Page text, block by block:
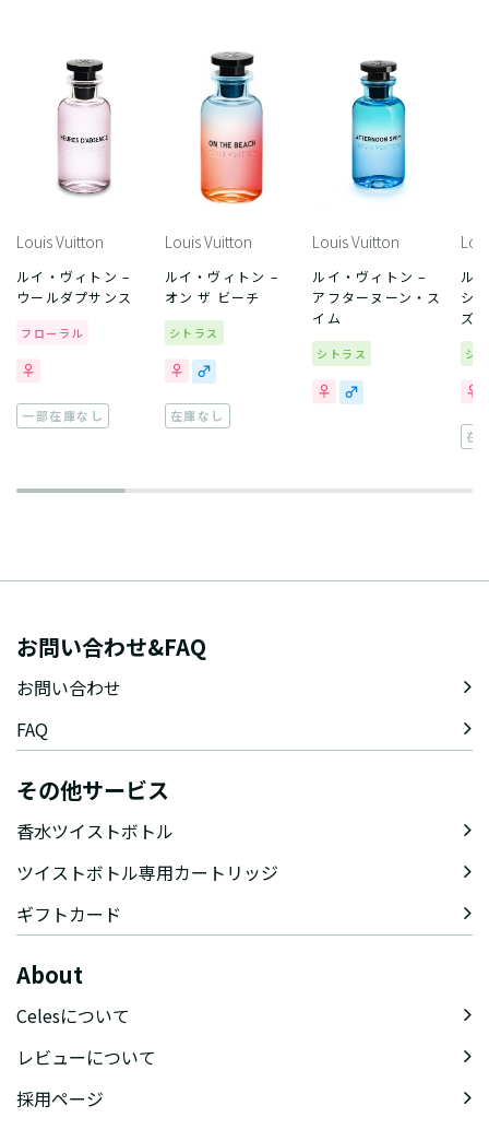
Louis Vuitton
ルイ・ヴィトン –
ウールダプサンス
フローラル
一部在庫なし
Louis Vuitton
ルイ・ヴィトン –
オン ザ ビーチ
シトラス
在庫なし
Louis Vuitton
ルイ・ヴィトン –
アフターヌーン・ス
イム
シトラス
ル
シ
ズ
シ
在
お問い合わせ&FAQ
お問い合わせ
FAQ
その他サービス
香水ツイストボトル
ツイストボトル専用カートリッジ
ギフトカード
About
Celesについて
レビューについて
採用ページ